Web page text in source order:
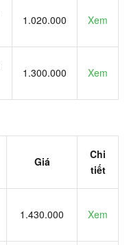
1.020.000 Xem
1.300.000 Xem
Giá
Chi
tiết
1.430.000 Xem